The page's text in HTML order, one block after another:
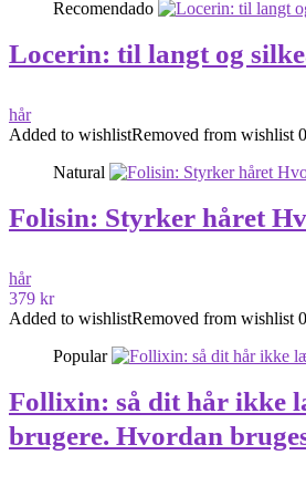
Recomendado
Locerin: til langt og
hår
Added to wishlistRemoved from wishlist 0
Natural
Folisin: Styrker håret
hår
379 kr
Added to wishlistRemoved from wishlist 0
Popular
Follixin: så dit hår ikke
brugere. Hvordan